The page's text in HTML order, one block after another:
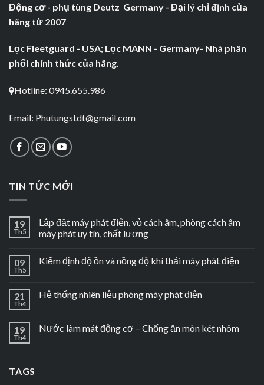
Động cơ - phụ tùng Deutz Germany - Đại lý chỉ định của
hãng từ 2007
Lọc Fleetguard - USA; Lọc MANN - Germany- Nhà phân
phối chính thức của hãng.
Hotline: 0945.655.986
Email: Phutungstdt@gmail.com
TIN TỨC MỚI
19
Th5
Lắp đặt máy phát điện, vỏ cách âm, phòng cách âm
máy phát uy tín, chất lượng
09
Th5
Kiểm định độ ồn và nồng độ khí thải máy phát điện
21
Th4
Hệ thống nhiên liệu phòng máy phát điện
19
Th4
Nước làm mát động cơ – Chống ăn mòn két nhôm
TAGS